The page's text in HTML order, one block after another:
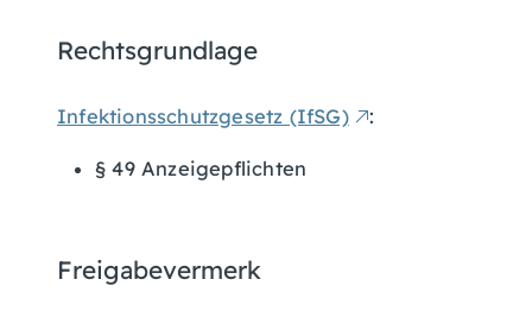
Rechtsgrundlage
Infektionsschutzgesetz (IfSG) :
§ 49 Anzeigepflichten
Freigabevermerk